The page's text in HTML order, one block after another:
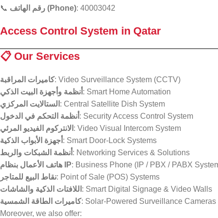
📞 رقم الهاتف (Phone): 40003042
Access Control System in Qatar
📋 Our Services
كاميرات المراقبة: Video Surveillance System (CCTV)
أنظمة وأجهزة البيت الذكي : Smart Home Automation
الستالايت المركزي : Central Satellite Dish System
أنظمة التحكم في الدخول : Security Access Control System
الانتركوم الفيديو المرئي : Video Visual Intercom System
أجهزة الأبواب الذكية : Smart Door-Lock Systems
أنظمة الشبكات والربط : Networking Services & Solutions
هاتف الأعمال بنظام IP: Business Phone (IP / PBX / PABX
نقاط البيع للمتاجر: Point of Sale (POS) Systems
اللافتات الذكية والشاشات : Smart Digital Signage & Video Walls
كاميرات الطاقة الشمسية: Solar-Powered Surveillance Cameras
Moreover, we also offer: